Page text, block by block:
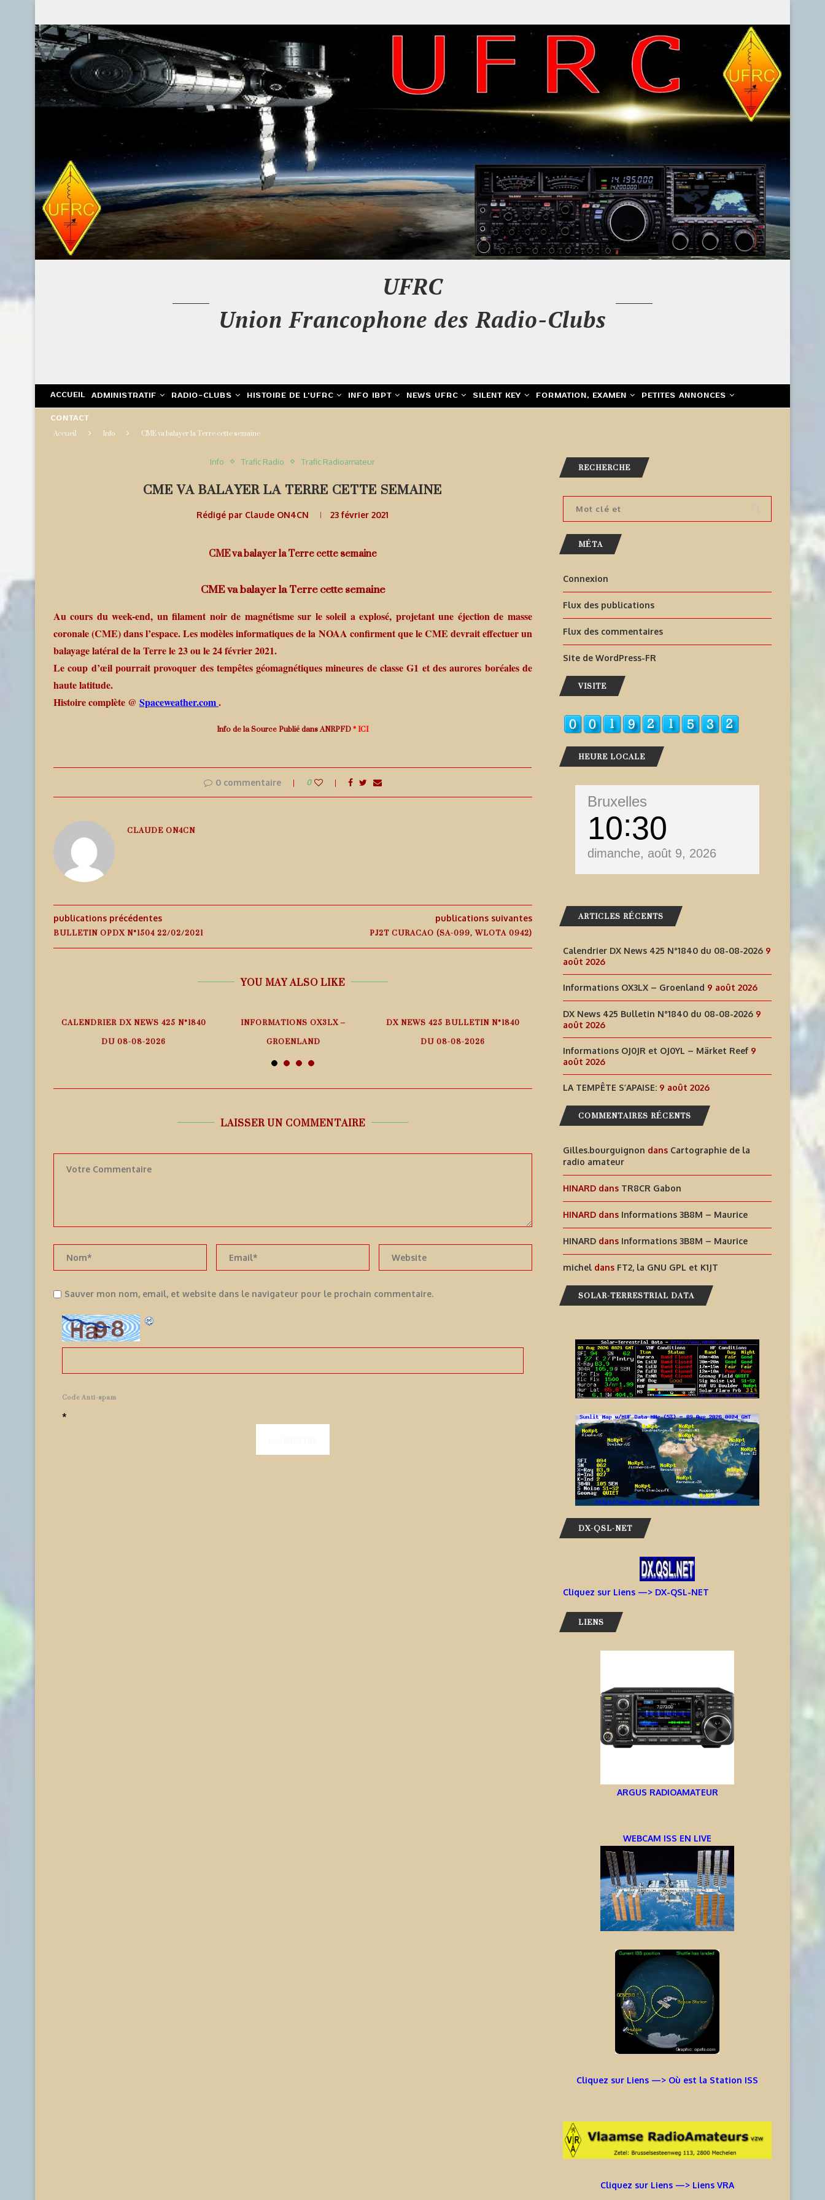
UFRC
Union Francophone des Radio-Clubs
ACCUEIL ADMINISTRATIF RADIO-CLUBS HISTOIRE DE L’UFRC INFO IBPT NEWS UFRC SILENT KEY FORMATION, EXAMEN PETITES ANNONCES
CONTACT
Accueil Info CME va balayer la Terre cette semaine
Info Trafic Radio Trafic Radioamateur
CME VA BALAYER LA TERRE CETTE SEMAINE
Rédigé par Claude ON4CN 23 février 2021
CME va balayer la Terre cette semaine
CME va balayer la Terre cette semaine
Au cours du week-end, un filament noir de magnétisme sur le soleil a explosé, projetant une éjection de masse
coronale (CME) dans l’espace. Les modèles informatiques de la NOAA confirment que le CME devrait effectuer un
balayage latéral de la Terre le 23 ou le 24 février 2021.
Le coup d’œil pourrait provoquer des tempêtes géomagnétiques mineures de classe G1 et des aurores boréales de
haute latitude.
Histoire complète @ Spaceweather.com.
Info de la Source Publié dans ANRPFD* ICI
0 commentaire 0
CLAUDE ON4CN
publications précédentes
BULLETIN OPDX N°1504 22/02/2021
publications suivantes
PJ2T CURACAO (SA-099, WLOTA 0942)
YOU MAY ALSO LIKE
CALENDRIER DX NEWS 425 N°1840
DU 08-08-2026
INFORMATIONS OX3LX –
GROENLAND
9 août 2026
DX NEWS 425 BULLETIN N°1840
DU 08-08-2026
INFORMATIONS OJ0JR ET OJ0YL –
MÄRKET REEF
9 août 2026
LA TEMPÊTE S’APAISE:
LAISSER UN COMMENTAIRE
Sauver mon nom, email, et website dans le navigateur pour le prochain commentaire.
Code Anti-spam
*
RECHERCHE
MÉTA
Connexion
Flux des publications
Flux des commentaires
Site de WordPress-FR
VISITE
HEURE LOCALE
Bruxelles
10 30
dimanche, août 9, 2026
ARTICLES RÉCENTS
Calendrier DX News 425 N°1840 du 08-08-2026 9
août 2026
Informations OX3LX – Groenland 9 août 2026
DX News 425 Bulletin N°1840 du 08-08-2026 9
août 2026
Informations OJ0JR et OJ0YL – Märket Reef 9
août 2026
LA TEMPÊTE S’APAISE: 9 août 2026
COMMENTAIRES RÉCENTS
Gilles.bourguignon dans Cartographie de la
radio amateur
HINARD dans TR8CR Gabon
HINARD dans Informations 3B8M – Maurice
HINARD dans Informations 3B8M – Maurice
michel dans FT2, la GNU GPL et K1JT
SOLAR-TERRESTRIAL DATA
DX-QSL-NET
Cliquez sur Liens —> DX-QSL-NET
LIENS
ARGUS RADIOAMATEUR
WEBCAM ISS EN LIVE
Cliquez sur Liens —> Où est la Station ISS
Cliquez sur Liens —> Liens VRA